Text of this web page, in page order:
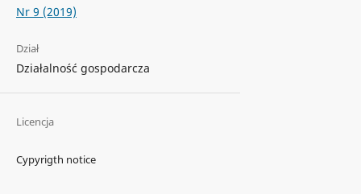
Nr 9 (2019)
Dział
Działalność gospodarcza
Licencja
Cypyrigth notice